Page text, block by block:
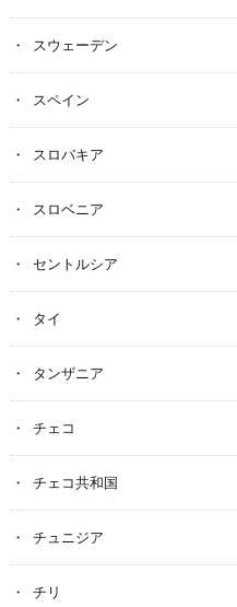
スウェーデン
スペイン
スロバキア
スロベニア
セントルシア
タイ
タンザニア
チェコ
チェコ共和国
チュニジア
チリ